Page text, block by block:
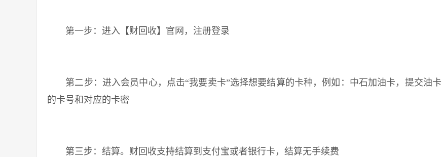
第一步：进入【财回收】官网，注册登录
第二步：进入会员中心，点击“我要卖卡”选择想要结算的卡种，例如：中石加油卡，提交油卡
的卡号和对应的卡密
第三步：结算。财回收支持结算到支付宝或者银行卡，结算无手续费